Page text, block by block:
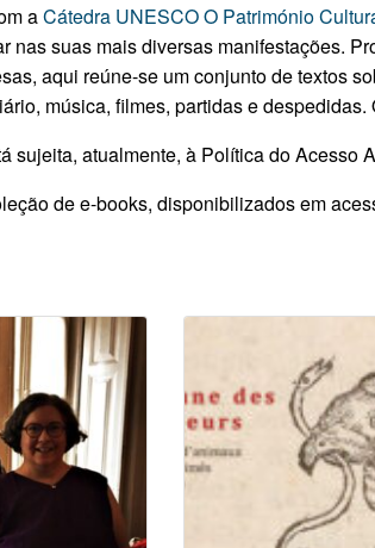
aCátedra UNESCO O Património
nas suas mais diversas manifestações.
aqui reúne-se um conjunto de textos
música, filmes, partidas e
sujeita, atualmente, à Política do Acesso
de e-books, disponibilizados em